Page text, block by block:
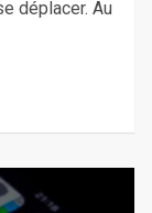
déplacer. Au